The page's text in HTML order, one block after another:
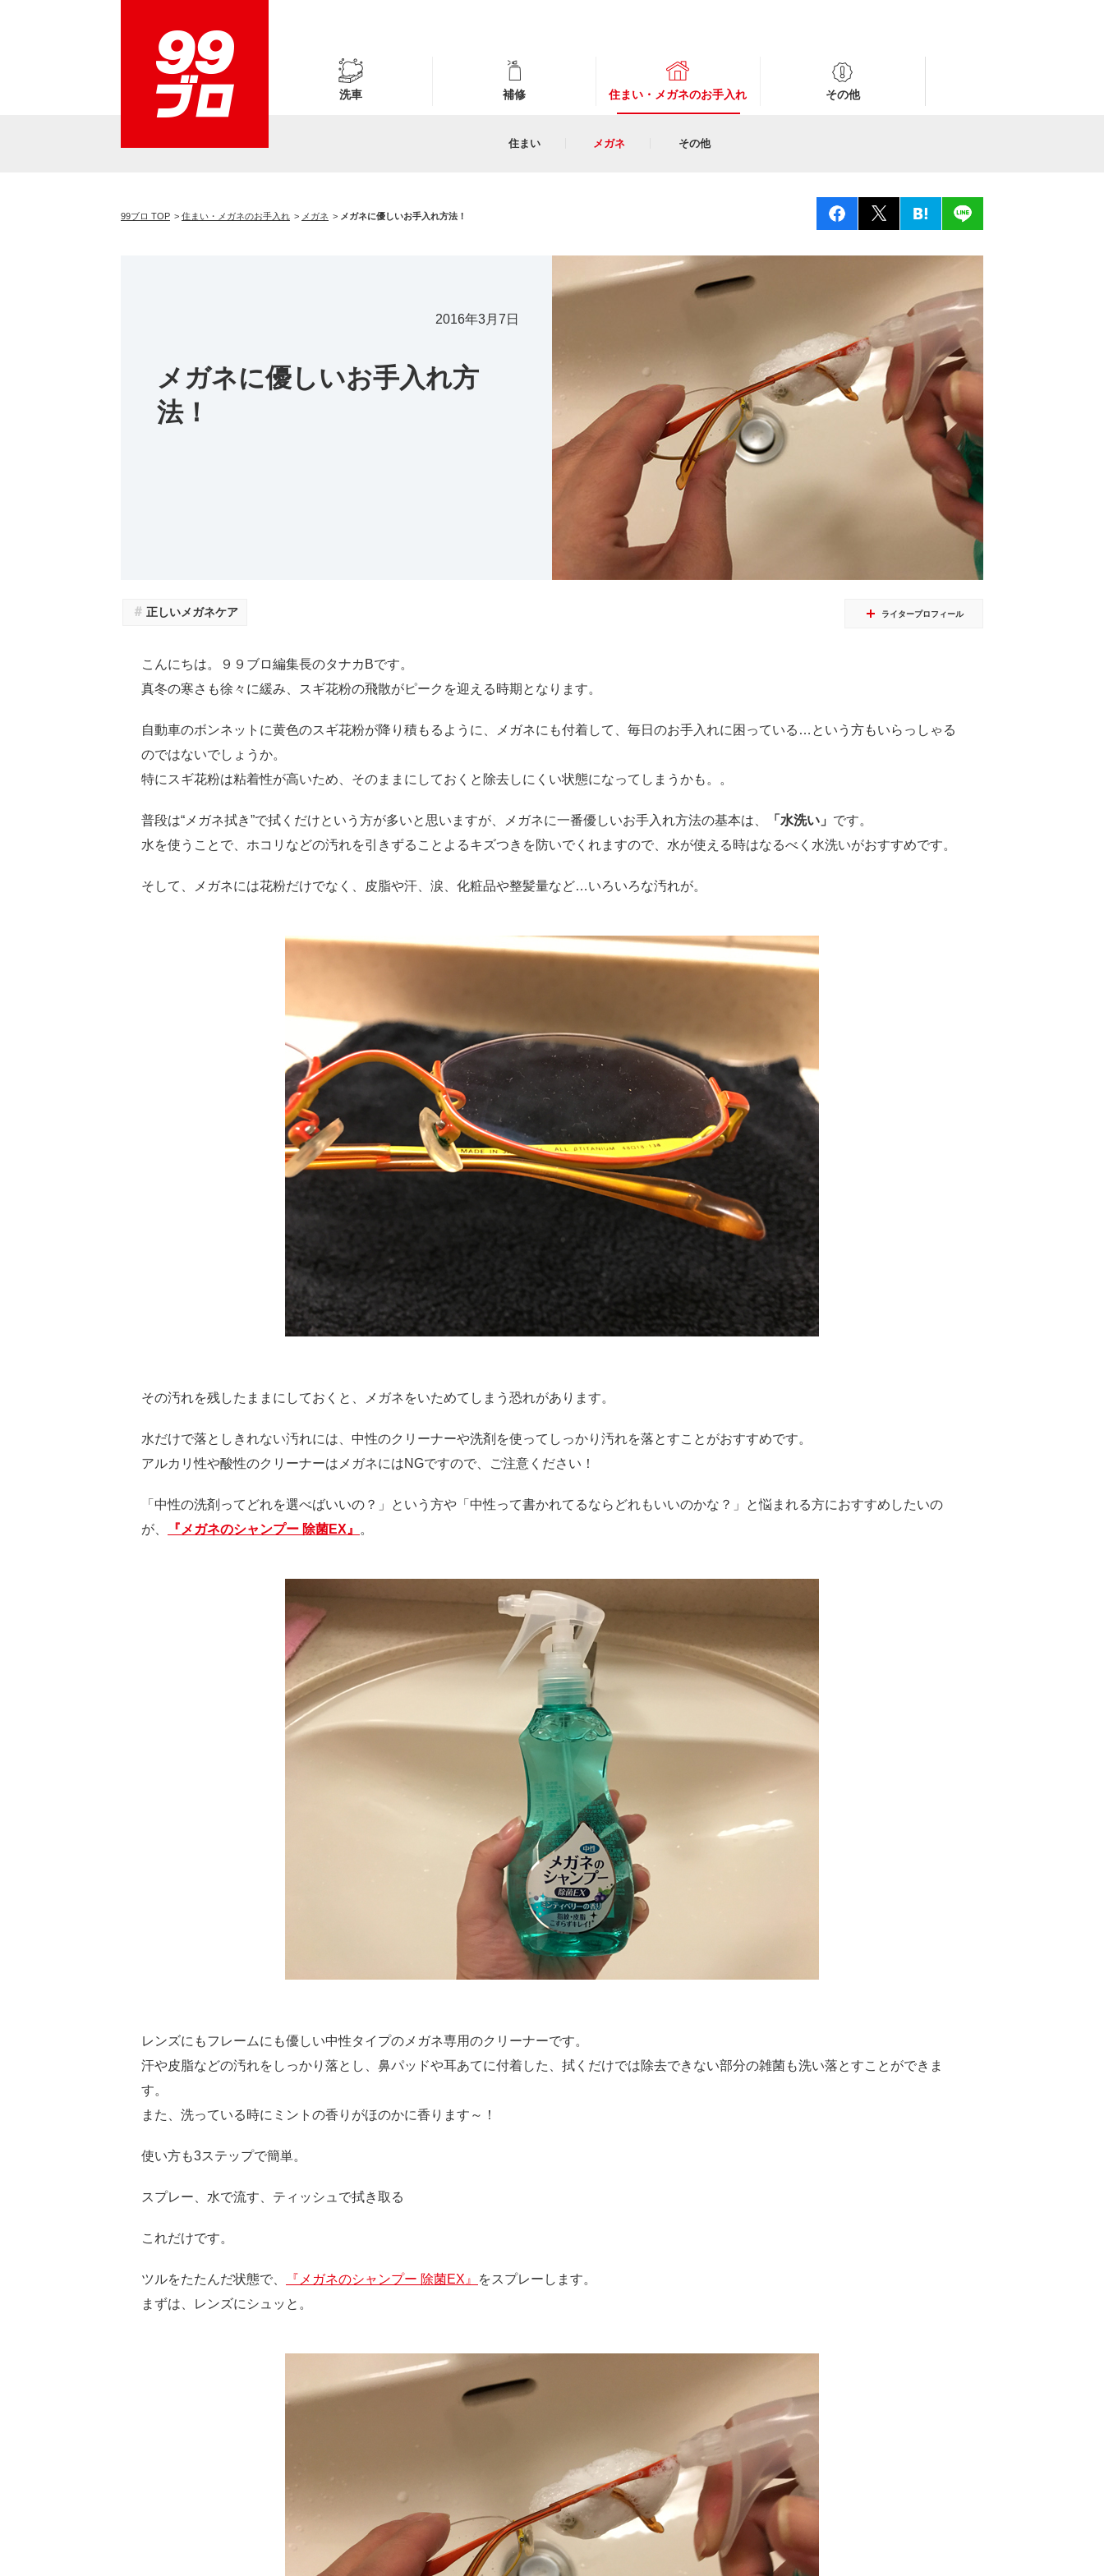
洗車 補修 住まい・メガネのお手入れ その他
住まい メガネ その他
99ブロ TOP 住まい・メガネのお手入れ メガネ メガネに優しいお手入れ方法！
2016年3月7日
メガネに優しいお手入れ方
法！
ライタープロフィール
＃ 正しいメガネケア
こんにちは。９９ブロ編集長のタナカBです。
真冬の寒さも徐々に緩み、スギ花粉の飛散がピークを迎える時期となります。
自動車のボンネットに黄色のスギ花粉が降り積もるように、メガネにも付着して、毎日のお手入れに困っている…という方もいらっしゃる
のではないでしょうか。
特にスギ花粉は粘着性が高いため、そのままにしておくと除去しにくい状態になってしまうかも。。
普段は“メガネ拭き”で拭くだけという方が多いと思いますが、メガネに一番優しいお手入れ方法の基本は、 「水洗い」 です。
水を使うことで、ホコリなどの汚れを引きずることよるキズつきを防いでくれますので、水が使える時はなるべく水洗いがおすすめです。
そして、メガネには花粉だけでなく、皮脂や汗、涙、化粧品や整髪量など…いろいろな汚れが。
その汚れを残したままにしておくと、メガネをいためてしまう恐れがあります。
水だけで落としきれない汚れには、中性のクリーナーや洗剤を使ってしっかり汚れを落とすことがおすすめです。
アルカリ性や酸性のクリーナーはメガネにはNGですので、ご注意ください！
「中性の洗剤ってどれを選べばいいの？」という方や「中性って書かれてるならどれもいいのかな？」と悩まれる方におすすめしたいの
が、
『メガネのシャンプー 除菌EX』 。
レンズにもフレームにも優しい中性タイプのメガネ専用のクリーナーです。
汗や皮脂などの汚れをしっかり落とし、鼻パッドや耳あてに付着した、拭くだけでは除去できない部分の雑菌も洗い落とすことができま
す。
また、洗っている時にミントの香りがほのかに香ります～！
使い方も3ステップで簡単。
スプレー、水で流す、ティッシュで拭き取る
これだけです。
ツルをたたんだ状態で、 『メガネのシャンプー 除菌EX』
をスプレーします。
まずは、レンズにシュッと。